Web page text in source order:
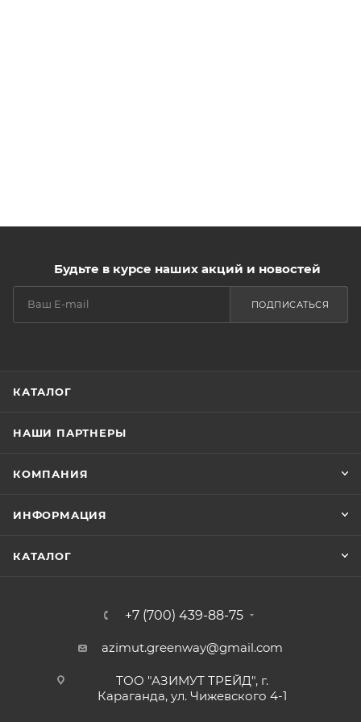
Будьте в курсе наших акций и новостей
ПОДПИСАТЬСЯ
КАТАЛОГ
НАШИ ПАРТНЕРЫ
КОМПАНИЯ
ИНФОРМАЦИЯ
КАТАЛОГ
+7 (700) 439-88-75
azimut.greenway@gmail.com
ТОО "АЗИМУТ ТРЕЙД", г.
Караганда, ул. Чижевского 4-1